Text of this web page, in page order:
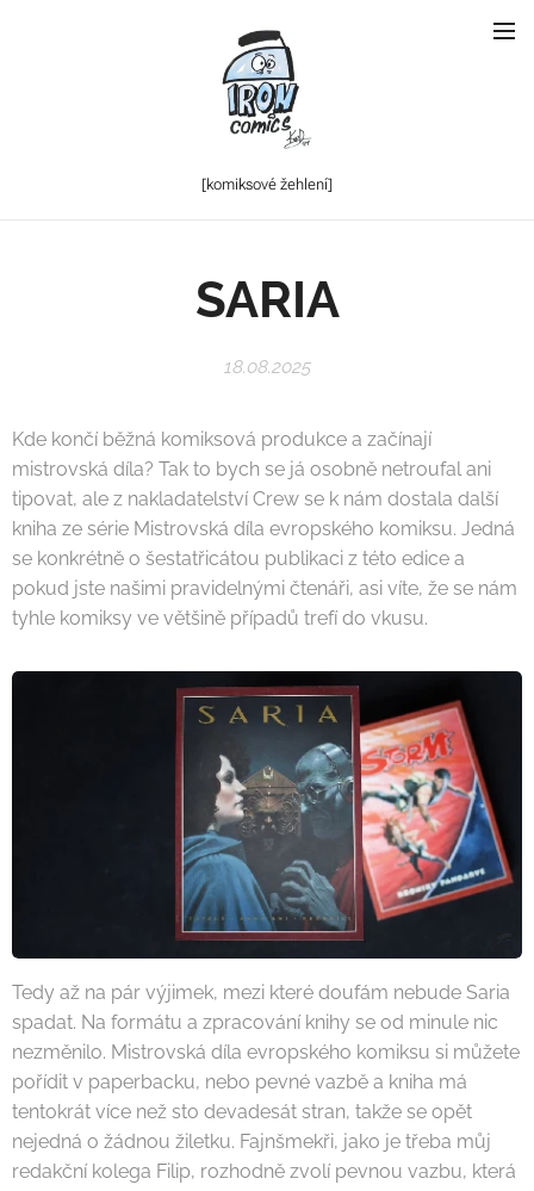
[komiksové žehlení]
SARIA
18.08.2025
Kde končí běžná komiksová produkce a začínají
mistrovská díla? Tak to bych se já osobně netroufal ani
tipovat, ale z nakladatelství Crew se k nám dostala další
kniha ze série Mistrovská díla evropského komiksu. Jedná
se konkrétně o šestatřicátou publikaci z této edice a
pokud jste našimi pravidelnými čtenáři, asi víte, že se nám
tyhle komiksy ve většině případů trefí do vkusu.
Tedy až na pár výjimek, mezi které doufám nebude Saria
spadat. Na formátu a zpracování knihy se od minule nic
nezměnilo. Mistrovská díla evropského komiksu si můžete
pořídit v paperbacku, nebo pevné vazbě a kniha má
tentokrát více než sto devadesát stran, takže se opět
nejedná o žádnou žiletku. Fajnšmekři, jako je třeba můj
redakční kolega Filip, rozhodně zvolí pevnou vazbu, která